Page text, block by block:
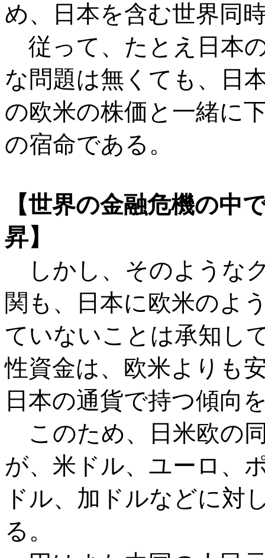
め、日本を含む世界同
従って、たとえ日本
な問題は無くても、日
の欧米の株価と一緒に
の宿命である。
【世界の金融危機の中
昇】
しかし、そのような
関も、日本に欧米のよ
ていないことは承知し
性資金は、欧米よりも
日本の通貨で持つ傾向
このため、日米欧の
が、米ドル、ユーロ、
ドル、加ドルなどに対
る。